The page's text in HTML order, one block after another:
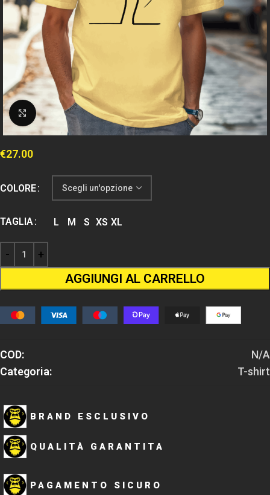
Clicca per espandere
€27.00
COLORE
TAGLIA L M S XS XL
AGGIUNGI AL CARRELLO
COD:
N/A
Categoria:
T-shirt
BRAND ESCLUSIVO
QUALITÀ GARANTITA
PAGAMENTO SICURO